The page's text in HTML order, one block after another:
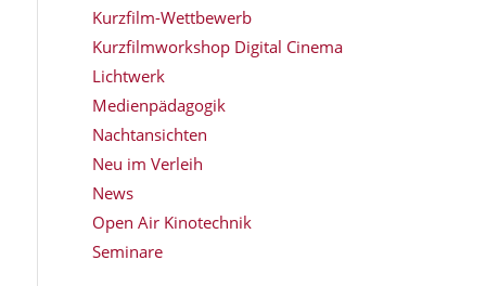
Kurzfilm-Wettbewerb
Kurzfilmworkshop Digital Cinema
Lichtwerk
Medienpädagogik
Nachtansichten
Neu im Verleih
News
Open Air Kinotechnik
Seminare